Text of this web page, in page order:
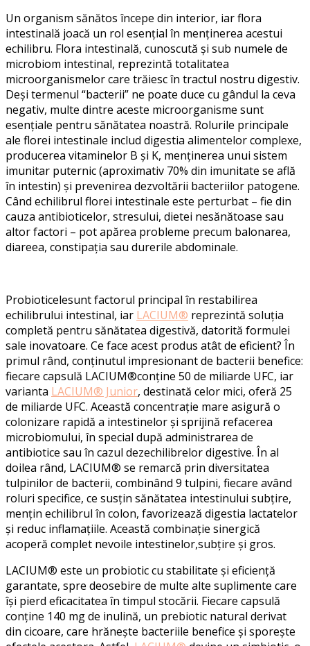
Un organism sănătos începe din interior, iar flora
intestinală joacă un rol esențial în menținerea acestui
echilibru. Flora intestinală, cunoscută și sub numele de
microbiom intestinal, reprezintă totalitatea
microorganismelor care trăiesc în tractul nostru digestiv.
Deși termenul “bacterii” ne poate duce cu gândul la ceva
negativ, multe dintre aceste microorganisme sunt
esențiale pentru sănătatea noastră. Rolurile principale
ale florei intestinale includ digestia alimentelor complexe,
producerea vitaminelor B și K, menținerea unui sistem
imunitar puternic (aproximativ 70% din imunitate se află
în intestin) și prevenirea dezvoltării bacteriilor patogene.
Când echilibrul florei intestinale este perturbat – fie din
cauza antibioticelor, stresului, dietei nesănătoase sau
altor factori – pot apărea probleme precum balonarea,
diareea, constipația sau durerile abdominale.
Probioticelesunt factorul principal în restabilirea
echilibrului intestinal, iar LACIUM® reprezintă soluția
completă pentru sănătatea digestivă, datorită formulei
sale inovatoare. Ce face acest produs atât de eficient? În
primul rând, conținutul impresionant de bacterii benefice:
fiecare capsulă LACIUM®conține 50 de miliarde UFC, iar
varianta LACIUM® Junior, destinată celor mici, oferă 25
de miliarde UFC. Această concentrație mare asigură o
colonizare rapidă a intestinelor și sprijină refacerea
microbiomului, în special după administrarea de
antibiotice sau în cazul dezechilibrelor digestive. În al
doilea rând, LACIUM® se remarcă prin diversitatea
tulpinilor de bacterii, combinând 9 tulpini, fiecare având
roluri specifice, ce susțin sănătatea intestinului subțire,
mențin echilibrul în colon, favorizează digestia lactatelor
și reduc inflamațiile. Această combinație sinergică
acoperă complet nevoile intestinelor,subțire și gros.
LACIUM® este un probiotic cu stabilitate și eficiență
garantate, spre deosebire de multe alte suplimente care
își pierd eficacitatea în timpul stocării. Fiecare capsulă
conține 140 mg de inulină, un prebiotic natural derivat
din cicoare, care hrănește bacteriile benefice și sporește